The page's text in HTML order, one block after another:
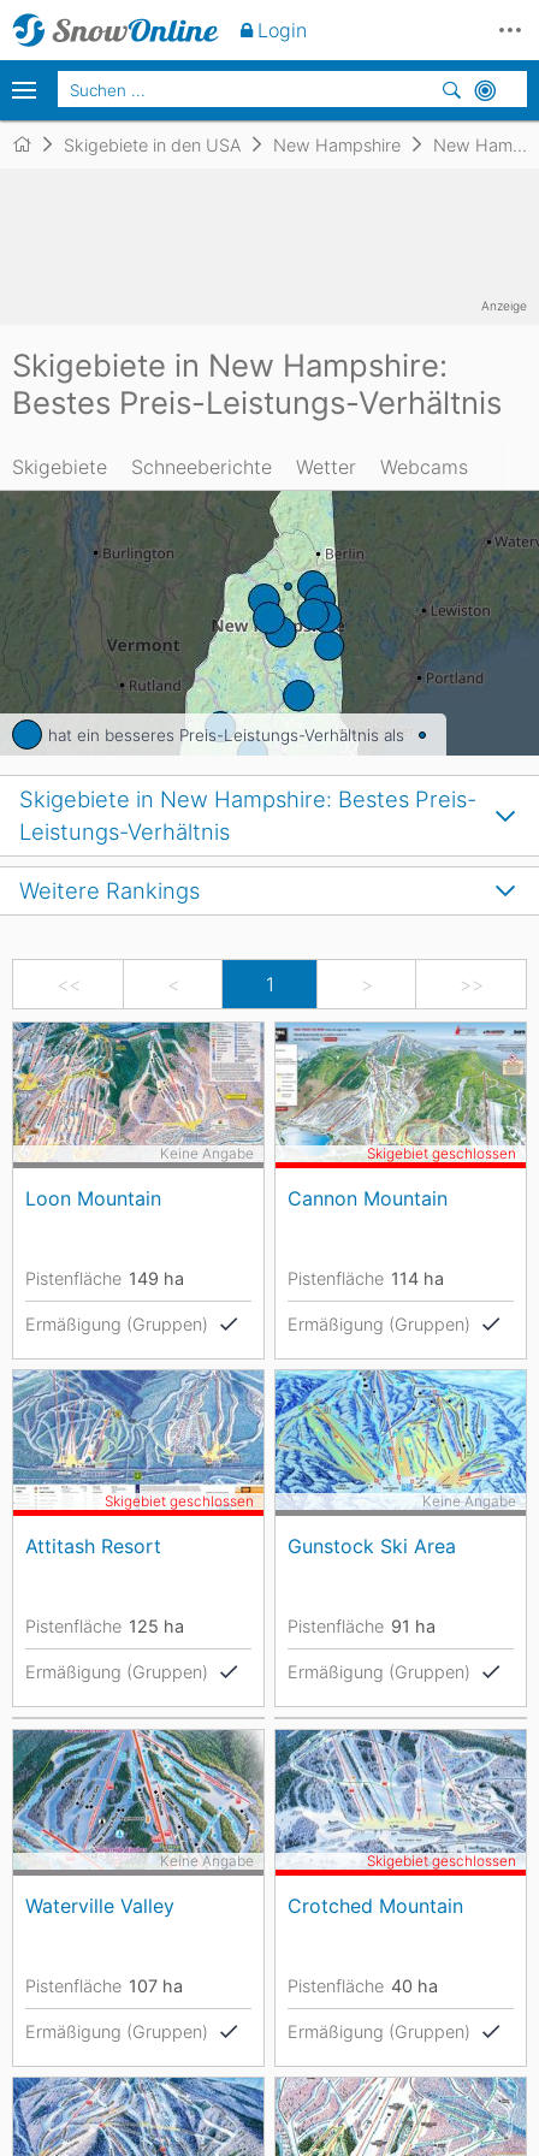
Skigebiete in den USA New Hampshire New Hampshire
Skigebiete in New Hampshire:
Bestes Preis-Leistungs-Verhältnis
Skigebiete Schneeberichte Wetter Webcams
hat ein besseres Preis-Leistungs-Verhältnis als
<< < 1 > >>
Loon Mountain
Keine Angabe
Pistenfläche 149 ha
Ermäßigung (Gruppen)
Cannon Mountain
Skigebiet geschlossen
Pistenfläche 114 ha
Ermäßigung (Gruppen)
Attitash Resort
Skigebiet geschlossen
Pistenfläche 125 ha
Ermäßigung (Gruppen)
Gunstock Ski Area
Keine Angabe
Pistenfläche 91 ha
Ermäßigung (Gruppen)
Waterville Valley
Keine Angabe
Pistenfläche 107 ha
Ermäßigung (Gruppen)
Crotched Mountain
Skigebiet geschlossen
Pistenfläche 40 ha
Ermäßigung (Gruppen)
Weitere Rankings
Skigebiete in New Hampshire: Bestes Preis-
Leistungs-Verhältnis
Anzeige
Login